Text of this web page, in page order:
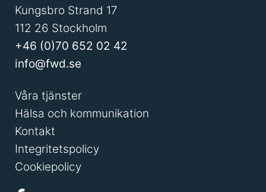
Kungsbro Strand 17
112 26 Stockholm
+46 (0)70 652 02 42
info@fwd.se
Våra tjänster
Hälsa och kommunikation
Kontakt
Integritetspolicy
Cookiepolicy